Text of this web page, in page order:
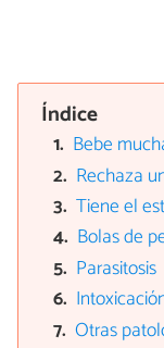
Índice
Bebe
Rechaza
Tiene el
Bolas de
Parasitosis
Otras